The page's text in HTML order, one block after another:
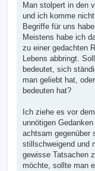
Man stolpert in den
und ich komme
Begriffe für uns
Meistens habe ich
zu einer gedachten
Lebens abbringt.
bedeutet, sich
man geliebt hat,
bedeuten hat?
Ich ziehe es vor
unnötigen
achtsam gegenüber
stillschweigend und
gewisse Tatsachen
möchte, sollte man